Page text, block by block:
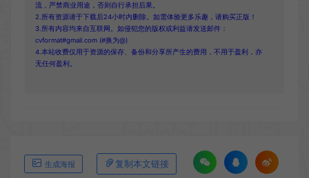
流，严禁商业用途，否则自行承担后果。
2.所有资源请于下载后24小时内删除。如需体验更多乐趣，请购买正版！
3.所有内容均来自互联网。如侵犯您的版权或利益请发送邮件：
cvformat#gmail.com (#换为@)
4.本站收费仅用于资源的保存、备份和分享所产生的费用，不用于盈利，亦
无任何盈利。
生成海报 复制本文链接